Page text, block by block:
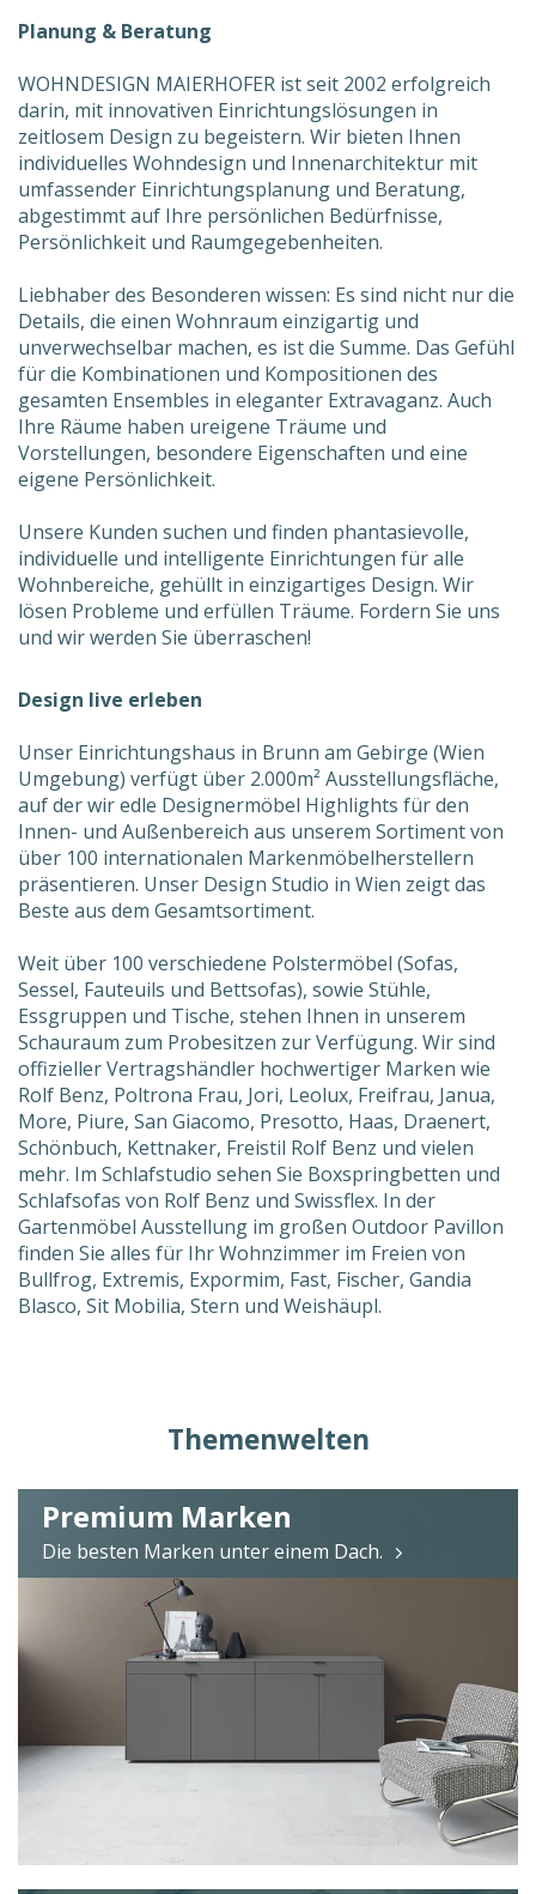
Planung & Beratung
WOHNDESIGN MAIERHOFER ist seit 2002 erfolgreich
darin, mit innovativen Einrichtungslösungen in
zeitlosem Design zu begeistern. Wir bieten Ihnen
individuelles Wohndesign und Innenarchitektur mit
umfassender Einrichtungsplanung und Beratung,
abgestimmt auf Ihre persönlichen Bedürfnisse,
Persönlichkeit und Raumgegebenheiten.
Liebhaber des Besonderen wissen: Es sind nicht nur die
Details, die einen Wohnraum einzigartig und
unverwechselbar machen, es ist die Summe. Das Gefühl
für die Kombinationen und Kompositionen des
gesamten Ensembles in eleganter Extravaganz. Auch
Ihre Räume haben ureigene Träume und
Vorstellungen, besondere Eigenschaften und eine
eigene Persönlichkeit.
Unsere Kunden suchen und finden phantasievolle,
individuelle und intelligente Einrichtungen für alle
Wohnbereiche, gehüllt in einzigartiges Design. Wir
lösen Probleme und erfüllen Träume. Fordern Sie uns
und wir werden Sie überraschen!
Design live erleben
Unser Einrichtungshaus in Brunn am Gebirge (Wien
Umgebung) verfügt über 2.000m² Ausstellungsfläche,
auf der wir edle Designermöbel Highlights für den
Innen- und Außenbereich aus unserem Sortiment von
über 100 internationalen Markenmöbelherstellern
präsentieren. Unser Design Studio in Wien zeigt das
Beste aus dem Gesamtsortiment.
Weit über 100 verschiedene Polstermöbel (Sofas,
Sessel, Fauteuils und Bettsofas), sowie Stühle,
Essgruppen und Tische, stehen Ihnen in unserem
Schauraum zum Probesitzen zur Verfügung. Wir sind
offizieller Vertragshändler hochwertiger Marken wie
Rolf Benz, Poltrona Frau, Jori, Leolux, Freifrau, Janua,
More, Piure, San Giacomo, Presotto, Haas, Draenert,
Schönbuch, Kettnaker, Freistil Rolf Benz und vielen
mehr. Im Schlafstudio sehen Sie Boxspringbetten und
Schlafsofas von Rolf Benz und Swissflex. In der
Gartenmöbel Ausstellung im großen Outdoor Pavillon
finden Sie alles für Ihr Wohnzimmer im Freien von
Bullfrog, Extremis, Expormim, Fast, Fischer, Gandia
Blasco, Sit Mobilia, Stern und Weishäupl.
Themenwelten
Premium Marken
Die besten Marken unter einem Dach.